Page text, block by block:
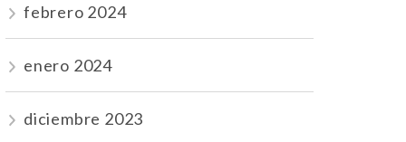
febrero 2024
enero 2024
diciembre 2023